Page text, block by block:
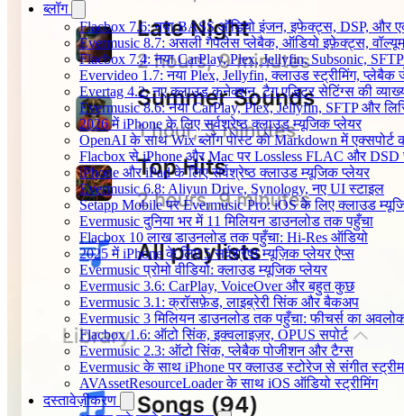
ब्लॉग
Flacbox 7.6: नया BASS ऑडियो इंजन, इफेक्ट्स, DSP, और
Evermusic 8.7: असली गैपलेस प्लेबैक, ऑडियो इफ़ेक्ट्स, वॉल्यूम
Flacbox 7.4: नया CarPlay, Plex, Jellyfin, Subsonic,
Evervideo 1.7: नया Plex, Jellyfin, क्लाउड स्ट्रीमिंग, प्लेबैक
Evertag 4.2: नए क्लाउड कनेक्शन, टैग एडिटर सेटिंग्स की
Evermusic 8.6: नया CarPlay, Plex, Jellyfin, SFTP और
2026 में iPhone के लिए सर्वश्रेष्ठ क्लाउड म्यूजिक प्लेयर
OpenAI के साथ Wix ब्लॉग पोस्ट को Markdown में एक्सपोर्ट
Flacbox से iPhone और Mac पर Lossless FLAC और DSD
iPhone और iPad के लिए सर्वश्रेष्ठ क्लाउड म्यूजिक प्लेयर
Evermusic 6.8: Aliyun Drive, Synology, नए UI स्टाइल
Setapp Mobile पर Evermusic Pro: iOS के लिए क्लाउड
Evermusic दुनिया भर में 11 मिलियन डाउनलोड तक पहुँचा
Flacbox 10 लाख डाउनलोड तक पहुँचा: Hi-Res ऑडियो
2025 में iPhone के लिए 5 सर्वश्रेष्ठ म्यूज़िक प्लेयर ऐप्स
Evermusic प्रोमो वीडियो: क्लाउड म्यूजिक प्लेयर
Evermusic 3.6: CarPlay, VoiceOver और बहुत कुछ
Evermusic 3.1: क्रॉसफ़ेड, लाइब्रेरी सिंक और बैकअप
Evermusic 3 मिलियन डाउनलोड तक पहुँचा: फीचर्स का
Flacbox 1.6: ऑटो सिंक, इक्वलाइज़र, OPUS सपोर्ट
Evermusic 2.3: ऑटो सिंक, प्लेबैक पोजीशन और टैग्स
Evermusic के साथ iPhone पर क्लाउड स्टोरेज से संगीत
AVAssetResourceLoader के साथ iOS ऑडियो स्ट्रीमिंग
दस्तावेज़ीकरण